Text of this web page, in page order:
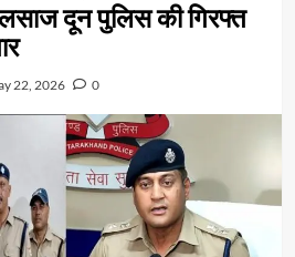
दून पुलिस की गिरफ्त
22, 2026 0